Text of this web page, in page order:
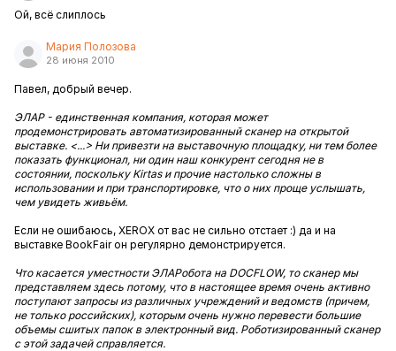
Ой, всё слиплось
Мария Полозова
28 июня 2010
Павел, добрый вечер.
ЭЛАР - единственная компания, которая может
продемонстрировать автоматизированный сканер на открытой
выставке. <...> Ни привезти на выставочную площадку, ни тем более
показать функционал, ни один наш конкурент сегодня не в
состоянии, поскольку Kirtas и прочие настолько сложны в
использовании и при транспортировке, что о них проще услышать,
чем увидеть живьём.
Если не ошибаюсь, XEROX от вас не сильно отстает :) да и на
выставке BookFair он регулярно демонстрируется.
Что касается уместности ЭЛАРобота на DOCFLOW, то сканер мы
представляем здесь потому, что в настоящее время очень активно
поступают запросы из различных учреждений и ведомств (причем,
не только российских), которым очень нужно перевести большие
объемы сшитых папок в электронный вид. Роботизированный сканер
с этой задачей справляется.